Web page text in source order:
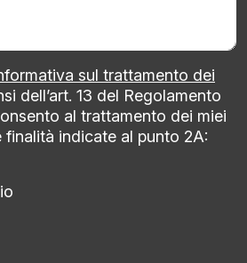
sul trattamento dei
dell’art. 13 del Regolamento
al trattamento dei miei
finalità indicate al punto 2A: